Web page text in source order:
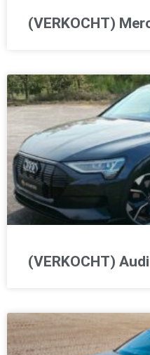
(VERKOCHT)
(VERKOCHT)